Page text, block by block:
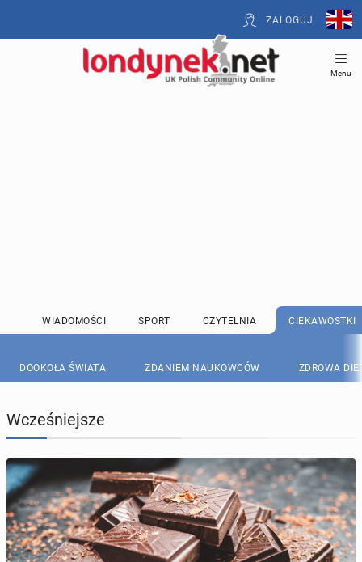
ZALOGUJ
Menu
WIADOMOŚCI SPORT CZYTELNIA CIEKAWOSTKI
DOOKOŁA ŚWIATA ZDANIEM NAUKOWCÓW ZDROWA
Wcześniejsze